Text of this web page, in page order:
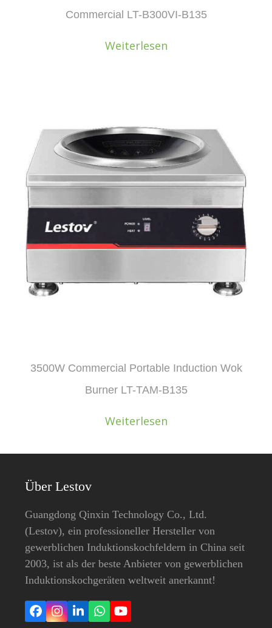
Commercial LT-B300VI-B135
Weiterlesen
3500W Commercial Portable Induction Wok
Burner LT-TAM-B135
Weiterlesen
Über Lestov
Guangdong Qinxin Technology Co., Ltd.
(Lestov), ein professioneller Hersteller von
gewerblichen Induktionskochfeldern in China seit
2003, ist als der beste Anbieter von gewerblichen
Induktionskochgeräten weltweit anerkannt!
Facebook
Instagram
LinkedIn
Whatsapp
YouTube